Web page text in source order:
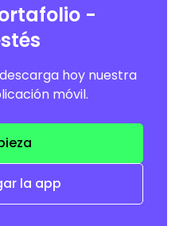
-
hoy nuestra
móvil.
la app